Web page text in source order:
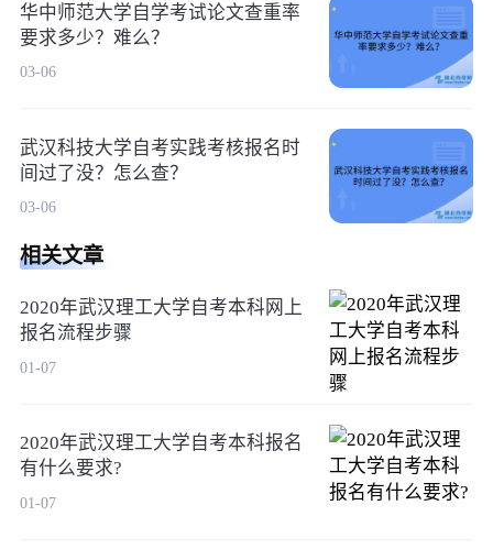
华中师范大学自学考试论文查重率
要求多少？难么？
03-06
武汉科技大学自考实践考核报名时
间过了没？怎么查？
03-06
相关文章
2020年武汉理工大学自考本科网上
报名流程步骤
01-07
2020年武汉理工大学自考本科报名
有什么要求?
01-07